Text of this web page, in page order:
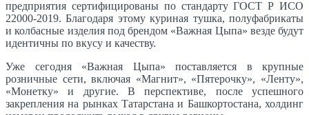
предприятия сертифицированы по стандарту ГОСТ Р ИСО
22000-2019. Благодаря этому куриная тушка, полуфабрикаты
и колбасные изделия под брендом «Важная Цыпа» везде будут
идентичны по вкусу и качеству.
Уже сегодня «Важная Цыпа» поставляется в крупные
розничные сети, включая «Магнит», «Пятерочку», «Ленту»,
«Монетку» и другие. В перспективе, после успешного
закрепления на рынках Татарстана и Башкортостана, холдинг